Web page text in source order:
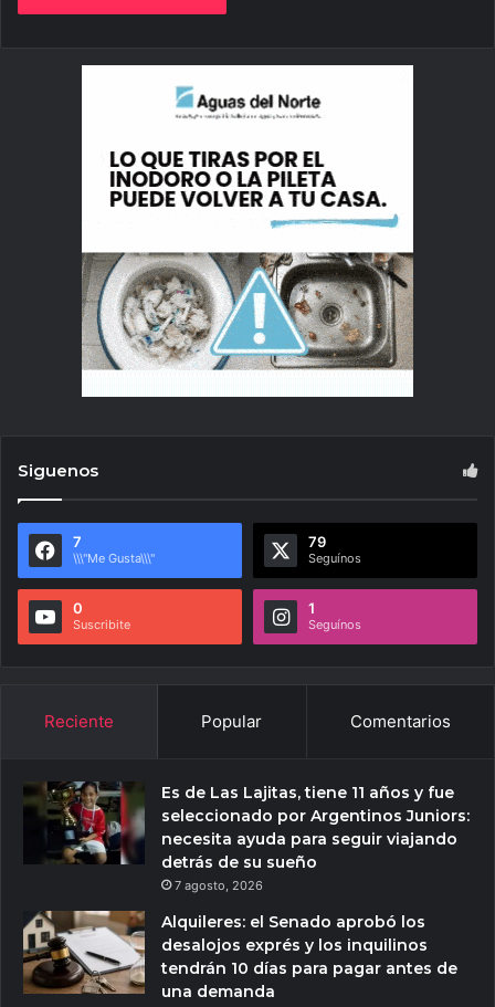
Siguenos
7
\\\"Me Gusta\\\"
79
Seguínos
0
Suscribite
1
Seguínos
Reciente Popular Comentarios
Es de Las Lajitas, tiene 11 años y fue
seleccionado por Argentinos Juniors:
necesita ayuda para seguir viajando
detrás de su sueño
7 agosto, 2026
Alquileres: el Senado aprobó los
desalojos exprés y los inquilinos
tendrán 10 días para pagar antes de
una demanda